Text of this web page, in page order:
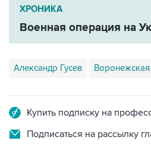
ХРОНИКА
Военная операция на
Александр Гусев Воронежская
Купить подписку на
Подписаться на рассылку